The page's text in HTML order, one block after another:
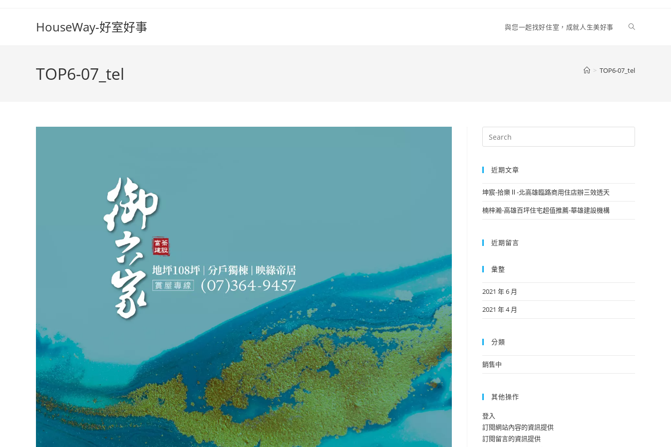
HouseWay-好室好事 與您一起找好住室，成就人生美好事 Toggle
TOP6-07_tel > TOP6-07_tel
近期文章
坤宸-拾樂Ⅱ-北高雄臨路商用住店辦三效透天
楠梓瀚-高雄百坪住宅超值推薦-華雄建設機構
近期留言
彙整
2021 年 6 月
2021 年 4 月
分類
銷售中
其他操作
登入
訂閱網站內容的資訊提供
訂閱留言的資訊提供